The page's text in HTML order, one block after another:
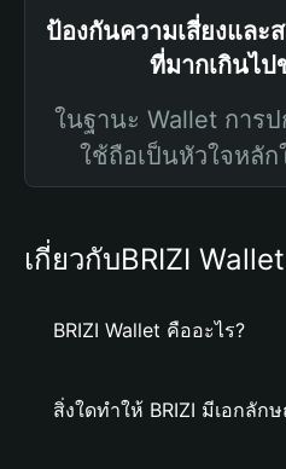
ป้องกันความเสี่ยงแล
ที่มากเกินไป
ในฐานะ Wallet การ
ใช้ถือเป็นหัวใจหลั
เกี่ยวกับBRIZI Wallet
BRIZI Wallet คืออะไร?
สิ่งใดทำให้ BRIZI มีเอกลัก